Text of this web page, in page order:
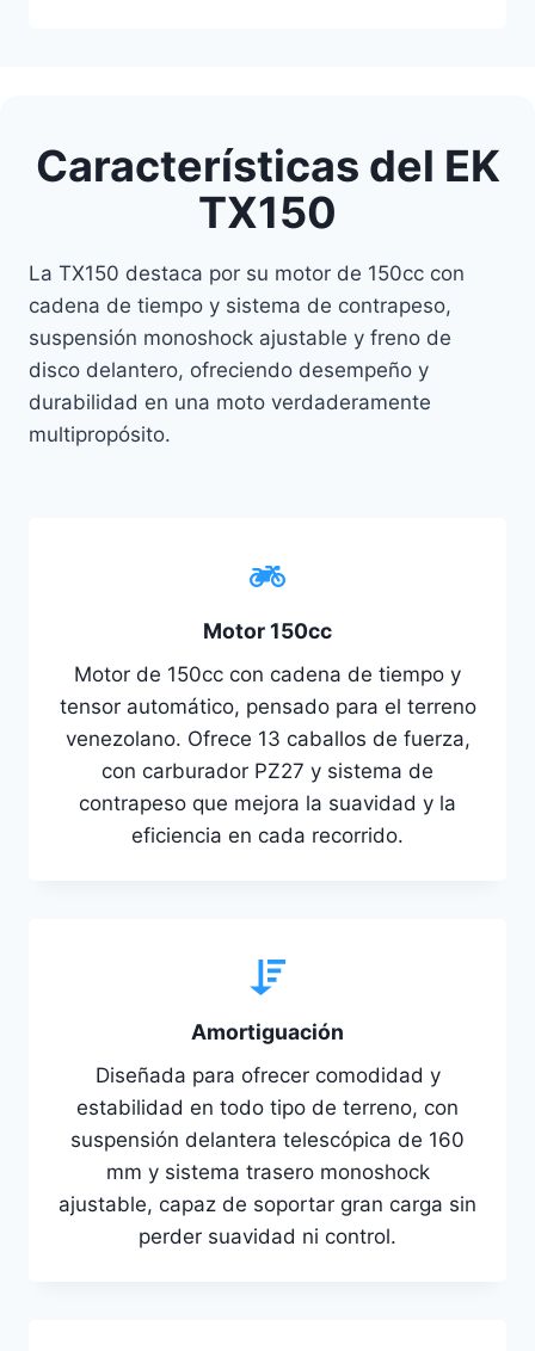
Características del EK
TX150
La TX150 destaca por su motor de 150cc con
cadena de tiempo y sistema de contrapeso,
suspensión monoshock ajustable y freno de
disco delantero, ofreciendo desempeño y
durabilidad en una moto verdaderamente
multipropósito.
Motor 150cc
Motor de 150cc con cadena de tiempo y
tensor automático, pensado para el terreno
venezolano. Ofrece 13 caballos de fuerza,
con carburador PZ27 y sistema de
contrapeso que mejora la suavidad y la
eficiencia en cada recorrido.
Amortiguación
Diseñada para ofrecer comodidad y
estabilidad en todo tipo de terreno, con
suspensión delantera telescópica de 160
mm y sistema trasero monoshock
ajustable, capaz de soportar gran carga sin
perder suavidad ni control.